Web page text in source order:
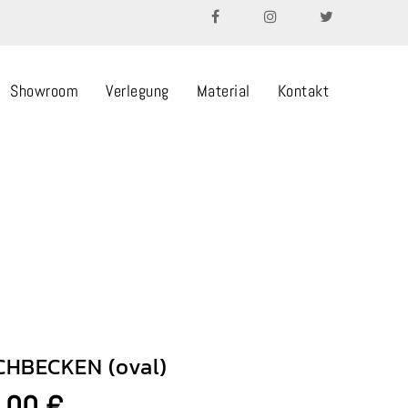
Showroom Verlegung Material Kontakt
(oval)